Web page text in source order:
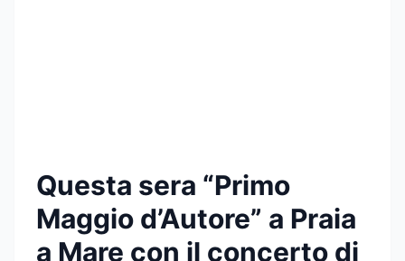
Questa sera “Primo
Maggio d’Autore” a Praia
a Mare con il concerto di